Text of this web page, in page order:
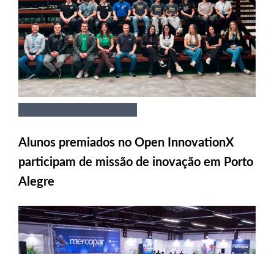
Alunos premiados no Open InnovationX
participam de missão de inovação em Porto
Alegre